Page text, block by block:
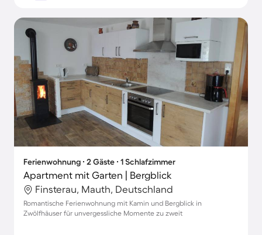
Ferienwohnung ∙ 2 Gäste ∙ 1 Schlafzimmer
Apartment mit Garten | Bergblick
Finsterau, Mauth, Deutschland
Romantische Ferienwohnung mit Kamin und Bergblick in
Zwölfhäuser für unvergessliche Momente zu zweit